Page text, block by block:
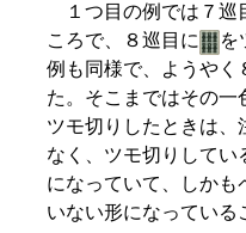
１つ目の例では７巡
ころで、８巡目に
を
例も同様で、ようやく
た。そこまではその一
ツモ切りしたときは、
なく、ツモ切りしてい
になっていて、しかも
いない形になっている